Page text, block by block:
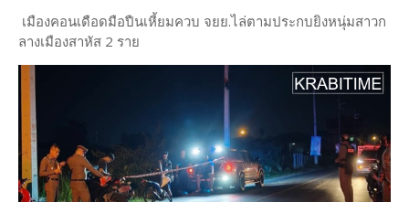
เมืองคอนเดือดมือปืนเหี้ยมควบ จยย.ไล่ตามประกบยิงหนุ่มสาวก
ลางเมืองสาหัส 2 ราย